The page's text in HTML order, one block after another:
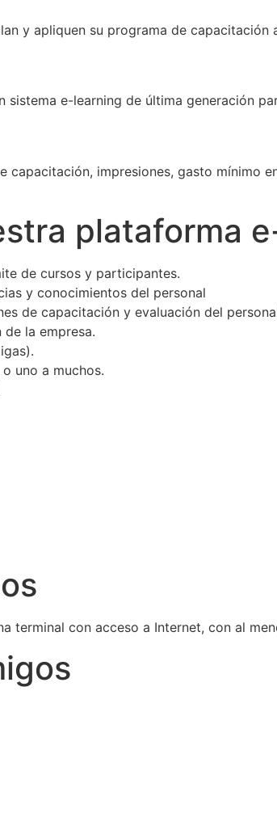
y apliquen su programa de capacitación
sistema e-learning de última generación
capacitación, impresiones, gasto mínimo
plataforma
de cursos y participantes.
y conocimientos del personal
de capacitación y evaluación del
la empresa.
uno a muchos.
terminal con acceso a Internet, con al